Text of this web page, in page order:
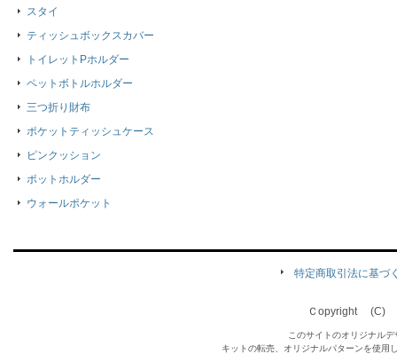
スタイ
ティッシュボックスカバー
トイレットPホルダー
ペットボトルホルダー
三つ折り財布
ポケットティッシュケース
ピンクッション
ポットホルダー
ウォールポケット
特定商取引法に基づ
Ｃopyright (C)
このサイトのオリジナル
キットの転売、オリジナルパターンを使用